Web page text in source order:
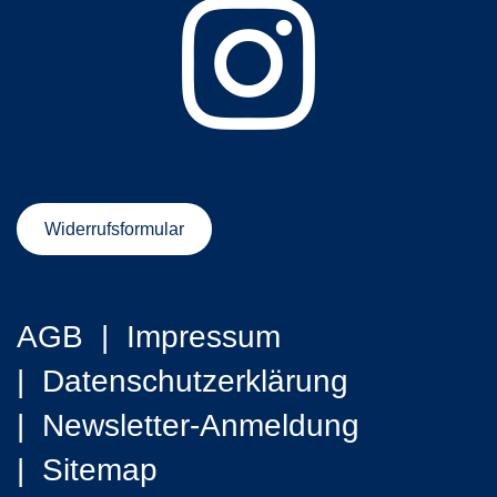
Widerrufsformular
AGB
Impressum
Datenschutzerklärung
Newsletter-Anmeldung
Sitemap